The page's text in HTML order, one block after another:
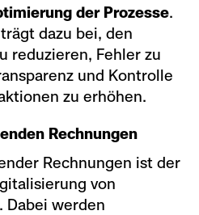
der Prozesse.
dazu bei, den
reduzieren, Fehler zu
und Kontrolle
zu erhöhen.
Rechnungen
Rechnungen ist der
von
Dabei werden